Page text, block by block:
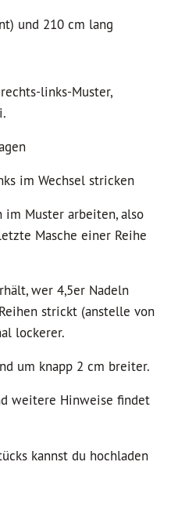
und 210 cm lang
links-Muster,
im Wechsel stricken
im Muster arbeiten, also
Masche einer Reihe
wer 4,5er Nadeln
strickt (anstelle von
lockerer.
um knapp 2 cm breiter.
weitere Hinweise findet
kannst du hochladen